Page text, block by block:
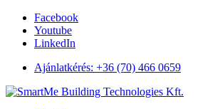
Facebook
Youtube
LinkedIn
Ajánlatkérés: +36 (70) 466 0659